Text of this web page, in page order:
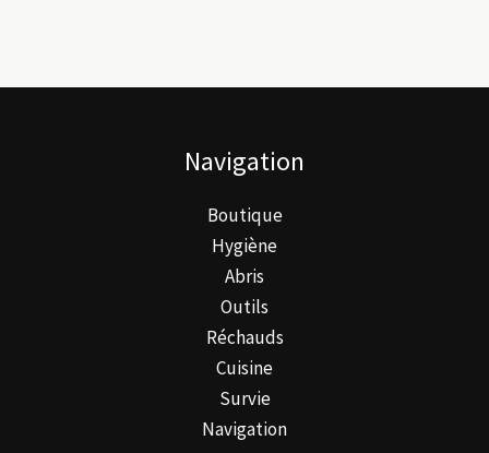
choisies
la
page
du
produit
Navigation
Boutique
Hygiène
Abris
Outils
Réchauds
Cuisine
Survie
Navigation